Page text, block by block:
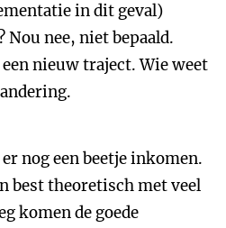
in dit geval)
Nou nee, niet bepaald.
nieuw traject. Wie weet
nog een beetje inkomen.
best theoretisch met veel
komen de goede